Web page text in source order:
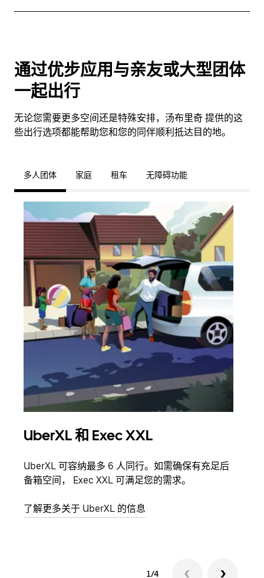
通过优步应用与亲友或大型团体
一起出行
无论您需要更多空间还是特殊安排，汤布里奇 提供的这
些出行选项都能帮助您和您的同伴顺利抵达目的地。
多人团体 家庭 租车 无障碍功能
UberXL 和 Exec XXL
UberXL 可容纳最多 6 人同行。如需确保有充足后
备箱空间， Exec XXL 可满足您的需求。
了解更多关于 UberXL 的信息
1/4